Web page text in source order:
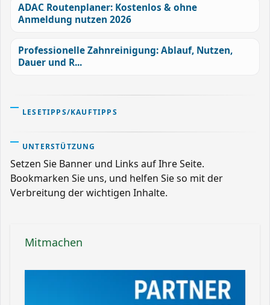
ADAC Routenplaner: Kostenlos & ohne
Anmeldung nutzen 2026
Professionelle Zahnreinigung: Ablauf, Nutzen,
Dauer und R...
LESETIPPS/KAUFTIPPS
UNTERSTÜTZUNG
Setzen Sie Banner und Links auf Ihre Seite.
Bookmarken Sie uns, und helfen Sie so mit der
Verbreitung der wichtigen Inhalte.
Mitmachen